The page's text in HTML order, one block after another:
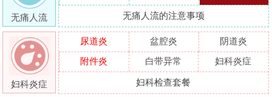
人流好的医院
做人流哪里好
无痛人流 无痛人流的注意事项
妇科炎症
尿道炎 盆腔炎
阴道炎
附件炎
白带异常 妇科炎症
妇科检查套餐